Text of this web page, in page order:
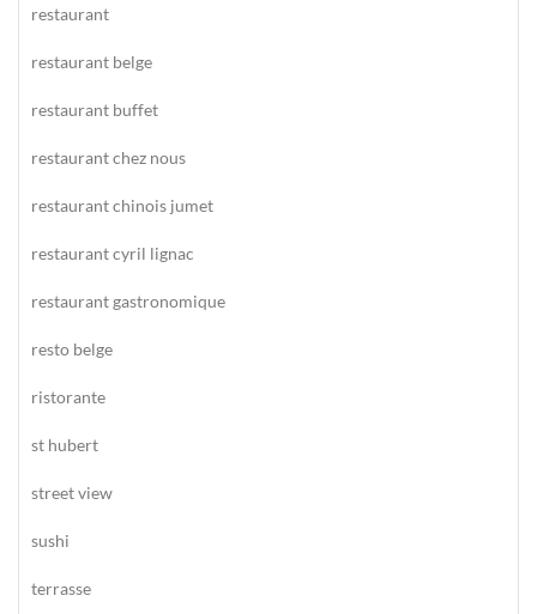
restaurant
restaurant belge
restaurant buffet
restaurant chez nous
restaurant chinois jumet
restaurant cyril lignac
restaurant gastronomique
resto belge
ristorante
st hubert
street view
sushi
terrasse